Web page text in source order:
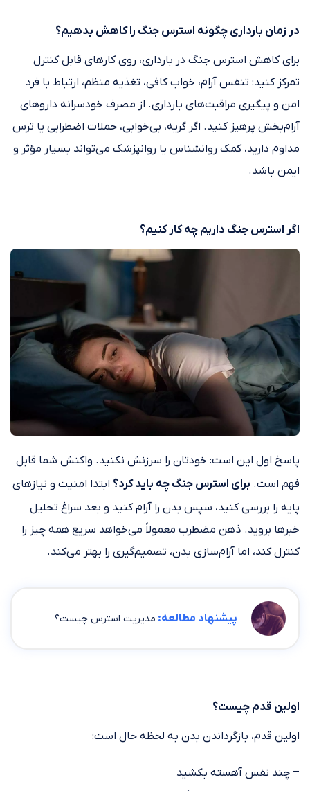
در زمان بارداری چگونه استرس جنگ را کاهش بدهیم؟
برای کاهش استرس جنگ در بارداری، روی کارهای قابل کنترل
تمرکز کنید: تنفس آرام، خواب کافی، تغذیه منظم، ارتباط با فرد
امن و پیگیری مراقبت‌های بارداری. از مصرف خودسرانه داروهای
آرام‌بخش پرهیز کنید. اگر گریه، بی‌خوابی، حملات اضطرابی یا ترس
مداوم دارید، کمک روانشناس یا روانپزشک می‌تواند بسیار مؤثر و
ایمن باشد.
اگر استرس جنگ داریم چه کار کنیم؟
پاسخ اول این است: خودتان را سرزنش نکنید. واکنش شما قابل
فهم است. برای استرس جنگ چه باید کرد؟ ابتدا امنیت و نیازهای
پایه را بررسی کنید، سپس بدن را آرام کنید و بعد سراغ تحلیل
خبرها بروید. ذهن مضطرب معمولاً می‌خواهد سریع همه چیز را
کنترل کند، اما آرام‌سازی بدن، تصمیم‌گیری را بهتر می‌کند.
پیشنهاد مطالعه: مدیریت استرس چیست؟
اولین قدم چیست؟
اولین قدم، بازگرداندن بدن به لحظه حال است:
– چند نفس آهسته بکشید